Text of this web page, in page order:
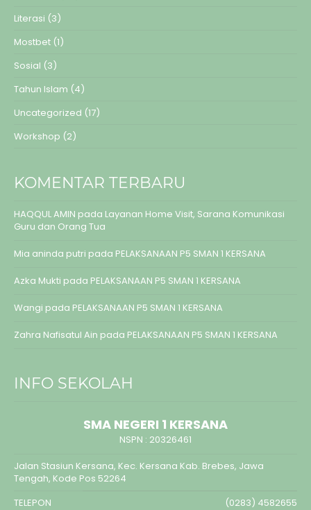
Literasi (3)
Mostbet (1)
Sosial (3)
Tahun Islam (4)
Uncategorized (17)
Workshop (2)
KOMENTAR TERBARU
HAQQUL AMIN pada Layanan Home Visit, Sarana Komunikasi
Guru dan Orang Tua
Mia aninda putri pada PELAKSANAAN P5 SMAN 1 KERSANA
Azka Mukti pada PELAKSANAAN P5 SMAN 1 KERSANA
Wangi pada PELAKSANAAN P5 SMAN 1 KERSANA
Zahra Nafisatul Ain pada PELAKSANAAN P5 SMAN 1 KERSANA
INFO SEKOLAH
SMA NEGERI 1 KERSANA
NSPN : 20326461
Jalan Stasiun Kersana, Kec. Kersana Kab. Brebes, Jawa
Tengah, Kode Pos 52264
TELEPON
(0283) 4582655